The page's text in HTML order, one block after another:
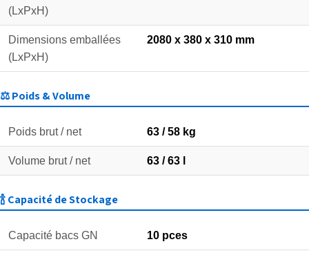
(LxPxH)
Dimensions emballées
(LxPxH)
2080 x 380 x 310 mm
⚖️ Poids & Volume
Poids brut / net 63 / 58 kg
Volume brut / net 63 / 63 l
🍾 Capacité de Stockage
Capacité bacs GN 10 pces